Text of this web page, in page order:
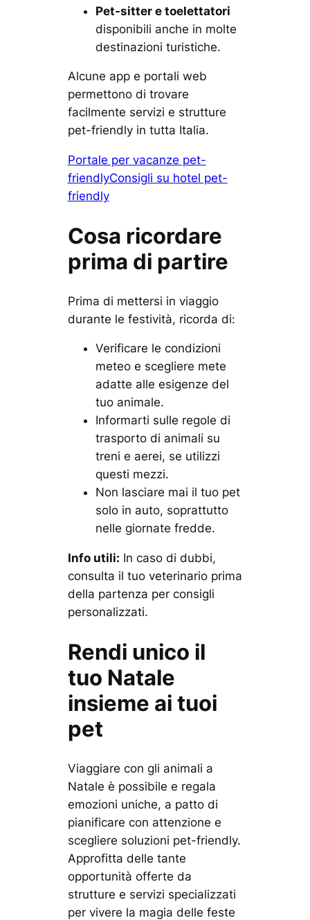
Pet-sitter e toelettatori
disponibili anche in molte
destinazioni turistiche.
Alcune app e portali web
permettono di trovare
facilmente servizi e strutture
pet-friendly in tutta Italia.
Portale per vacanze pet-
friendlyConsigli su hotel pet-
friendly
Cosa ricordare
prima di partire
Prima di mettersi in viaggio
durante le festività, ricorda di:
Verificare le condizioni
meteo e scegliere mete
adatte alle esigenze del
tuo animale.
Informarti sulle regole di
trasporto di animali su
treni e aerei, se utilizzi
questi mezzi.
Non lasciare mai il tuo pet
solo in auto, soprattutto
nelle giornate fredde.
Info utili: In caso di dubbi,
consulta il tuo veterinario prima
della partenza per consigli
personalizzati.
Rendi unico il
tuo Natale
insieme ai tuoi
pet
Viaggiare con gli animali a
Natale è possibile e regala
emozioni uniche, a patto di
pianificare con attenzione e
scegliere soluzioni pet-friendly.
Approfitta delle tante
opportunità offerte da
strutture e servizi specializzati
per vivere la magia delle feste